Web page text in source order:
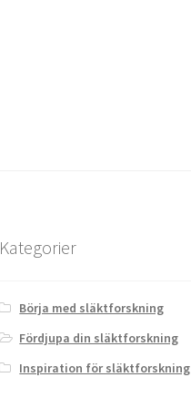
Kategorier
Börja med släktforskning
Fördjupa din släktforskning
Inspiration för släktforskning